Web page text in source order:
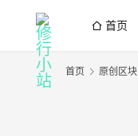
首页
首页 原创区块